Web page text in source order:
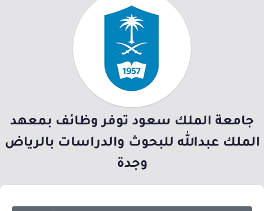
جامعة الملك سعود توفر وظائف بمعهد
الملك عبدالله للبحوث والدراسات بالرياض
وجدة